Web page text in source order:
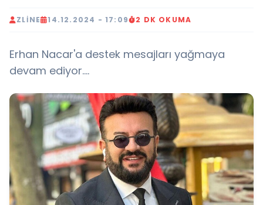
ZLINE 14.12.2024 - 17:09 2 DK OKUMA
Erhan Nacar'a destek mesajları yağmaya
devam ediyor....